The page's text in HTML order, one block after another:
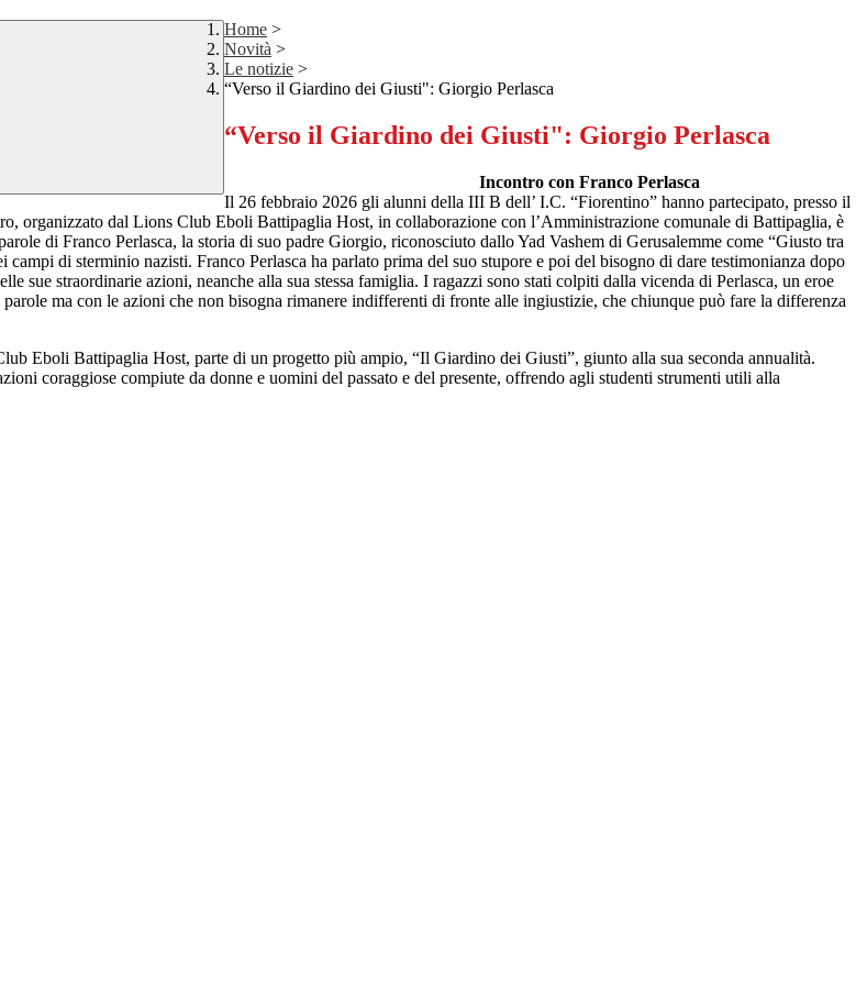
Home >
Novità >
Le notizie >
“Verso il Giardino dei Giusti": Giorgio Perlasca
“Verso il Giardino dei Giusti": Giorgio Perlasca
Incontro con Franco Perlasca
Il 26 febbraio 2026 gli alunni della III B dell’ I.C. “Fiorentino” hanno partecipato, presso il
organizzato dal Lions Club Eboli Battipaglia Host, in collaborazione con l’Amministrazione comunale di Battipaglia, è
di Franco Perlasca, la storia di suo padre Giorgio, riconosciuto dallo Yad Vashem di Gerusalemme come “Giusto tra
di sterminio nazisti. Franco Perlasca ha parlato prima del suo stupore e poi del bisogno di dare testimonianza dopo
sue straordinarie azioni, neanche alla sua stessa famiglia. I ragazzi sono stati colpiti dalla vicenda di Perlasca, un eroe
ma con le azioni che non bisogna rimanere indifferenti di fronte alle ingiustizie, che chiunque può fare la differenza
Eboli Battipaglia Host, parte di un progetto più ampio, “Il Giardino dei Giusti”, giunto alla sua seconda annualità.
coraggiose compiute da donne e uomini del passato e del presente, offrendo agli studenti strumenti utili alla